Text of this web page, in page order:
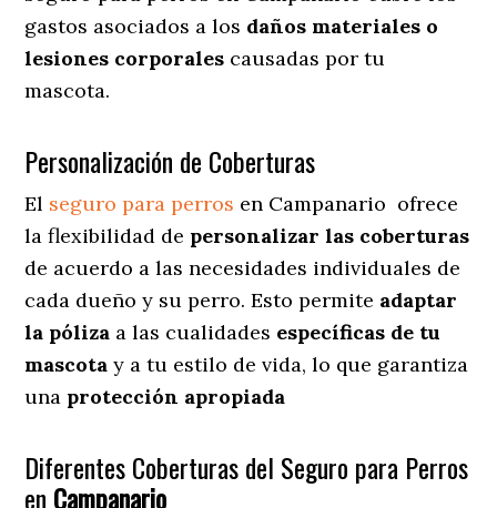
gastos asociados a los daños materiales o
lesiones corporales causadas por tu
mascota.
Personalización de Coberturas
El seguro para perros en Campanario ofrece
la flexibilidad de personalizar las coberturas
de acuerdo a las necesidades individuales de
cada dueño y su perro. Esto permite adaptar
la póliza a las cualidades específicas de tu
mascota y a tu estilo de vida, lo que garantiza
una protección apropiada
Diferentes Coberturas del Seguro para Perros
en Campanario